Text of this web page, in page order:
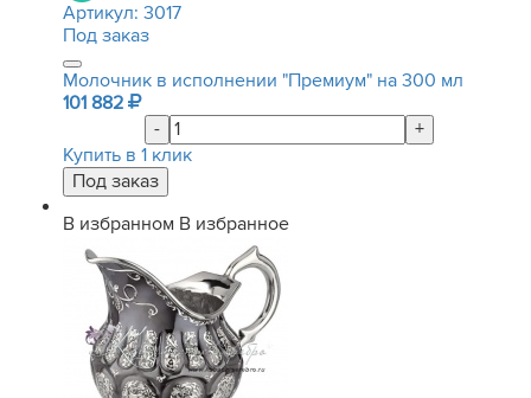
Артикул: 3017
Под заказ
Молочник в исполнении "Премиум" на 300 мл
101 882
-
+
Купить в 1 клик
В избранном В избранное